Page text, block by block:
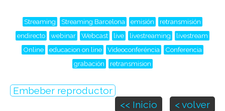
Streaming Streaming Barcelona emisión
retransmisión
endirecto
webinar Webcast live livestreaming
livestream
Online
educacion on line Videoconferéncia
Conferencia
grabación
retransmision
Embeber reproductor
<< Inicio
< volver